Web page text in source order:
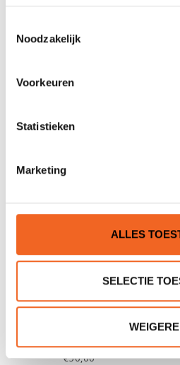
Noodzakelijk
Voorkeuren
Statistieken
Marketing
ALLES
SELECTIE
P&H SCHEGLIJN
P&H SCHEGKIT COMPLEET
€50,00